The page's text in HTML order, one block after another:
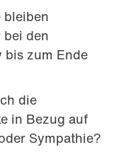
bleiben
den
bis zum Ende
die
in Bezug auf
Sympathie?